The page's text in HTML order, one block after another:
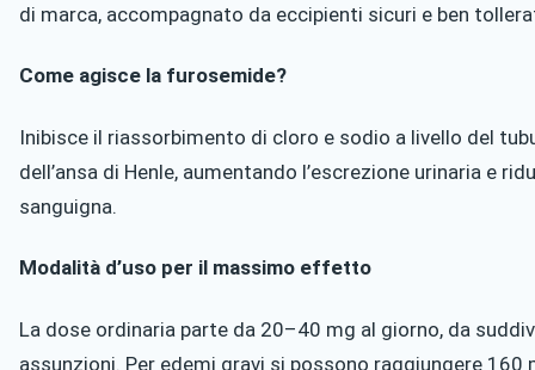
di marca, accompagnato da eccipienti sicuri e ben
Come agisce la furosemide?
Inibisce il riassorbimento di cloro e sodio a livello del
dell’ansa di Henle, aumentando l’escrezione urinaria e
sanguigna.
Modalità d’uso per il massimo effetto
La dose ordinaria parte da 20–40 mg al giorno, da
assunzioni. Per edemi gravi si possono raggiungere